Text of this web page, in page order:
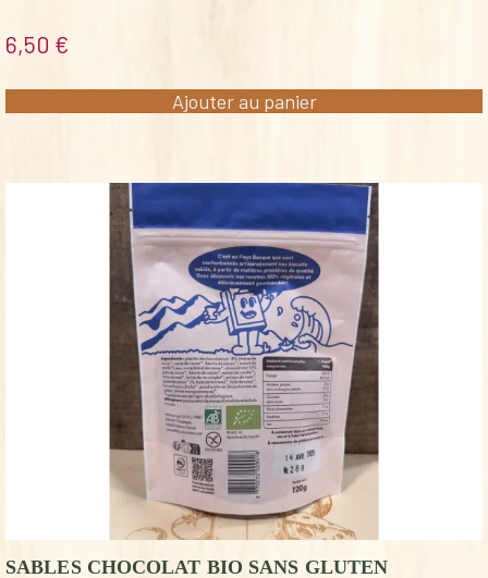
6,50 €
Ajouter au panier
SABLES CHOCOLAT BIO SANS GLUTEN